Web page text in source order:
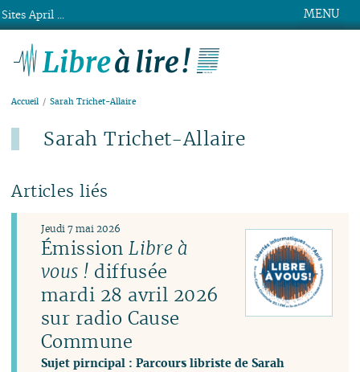
MENU
Accueil Sarah Trichet-Allaire
Sarah Trichet-Allaire
Articles liés
ÉmissionLibre à
vous ! diffusée
mardi 28 avril 2026
sur radio Cause
Commune
Sujet pirncipal : Parcours libriste de Sarah
Jeudi 7 mai 2026
Sites April ...